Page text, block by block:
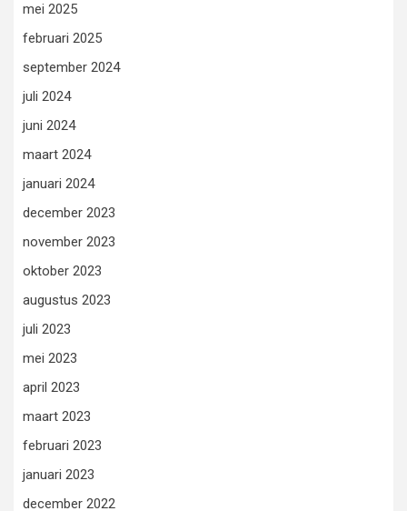
mei 2025
februari 2025
september 2024
juli 2024
juni 2024
maart 2024
januari 2024
december 2023
november 2023
oktober 2023
augustus 2023
juli 2023
mei 2023
april 2023
maart 2023
februari 2023
januari 2023
december 2022